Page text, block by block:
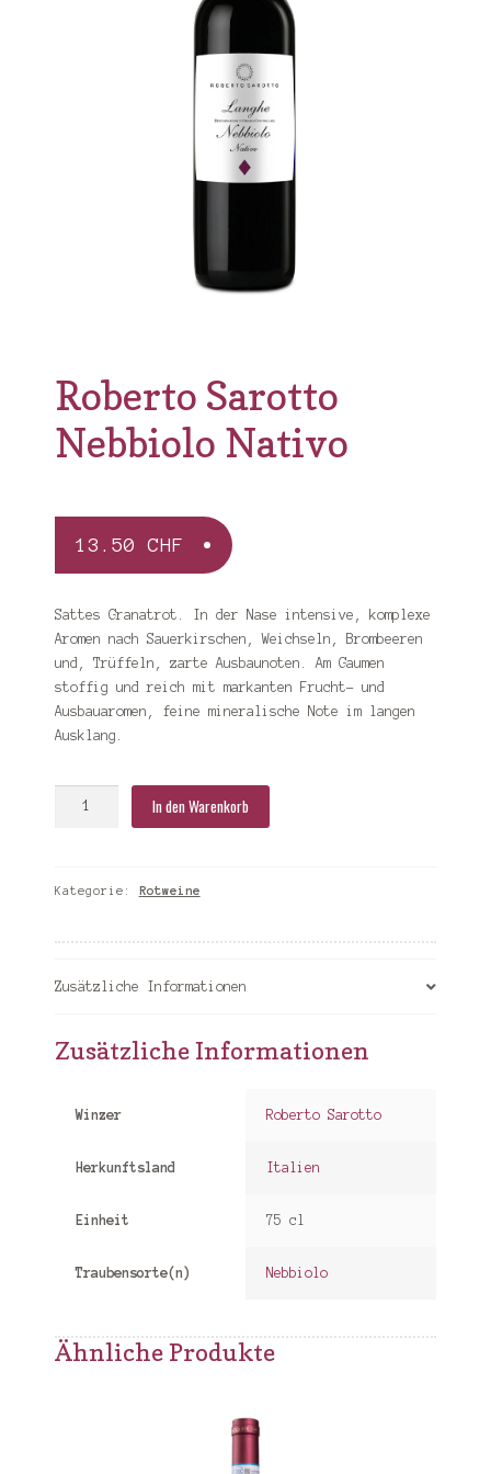
Roberto Sarotto
Nebbiolo Nativo
13.50CHF
Sattes Granatrot. In der Nase intensive, komplexe
Aromen nach Sauerkirschen, Weichseln, Brombeeren
und, Trüffeln, zarte Ausbaunoten. Am Gaumen
stoffig und reich mit markanten Frucht- und
Ausbauaromen, feine mineralische Note im langen
Ausklang.
Menge
In den Warenkorb
Kategorie: Rotweine
Zusätzliche Informationen
Zusätzliche Informationen
Winzer Roberto Sarotto
Herkunftsland Italien
Einheit 75 cl
Traubensorte(n) Nebbiolo
Ähnliche Produkte